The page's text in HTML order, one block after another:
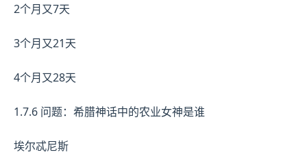
2个月又7天
3个月又21天
4个月又28天
1.7.6 问题：希腊神话中的农业女神是谁
埃尔忒尼斯